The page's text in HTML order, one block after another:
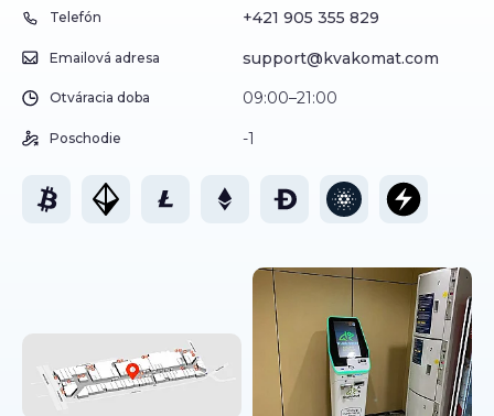
Telefón +421 905 355 829
Emailová adresa support@kvakomat.com
Otváracia doba 09:00–21:00
Poschodie -1